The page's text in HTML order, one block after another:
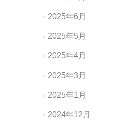
2025年6月
2025年5月
2025年4月
2025年3月
2025年1月
2024年12月